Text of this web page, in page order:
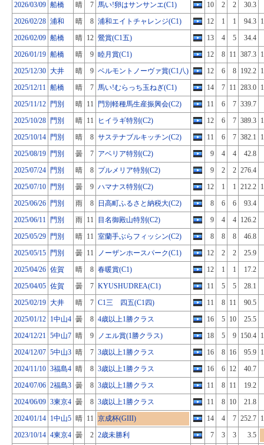
2026/03/09 船橋 晴 7 馬い!卵はサンサンエ(C1) 10 2 2
30.3
2026/02/28 浦和 晴 8 浦和エイトチャレンジ(C1) 12 1 1 94.3
2026/02/09 船橋 晴 12 鶯賞(C1五) 13 4 5
34.4
2026/01/19 船橋 晴 9 睦月賞(C1) 12 8 11 387.3
2025/12/30 大井 晴 9 ベルモントノーヴァ賞(C1八) 12 6 8 192.2
2025/12/11 船橋 晴 7 馬い!むらっち玉ねぎ(C1) 14 7 11 283.0
2025/11/12 門別 晴 11 門別軽種馬生産振興会(C2) 11 6 7 339.7
2025/10/28 門別 晴 11 ヒイラギ特別(C2) 12 6 7 389.3
2025/10/14 門別 晴 8 サステナブルキッチン(C2) 11 6 7 382.1
2025/08/19 門別 曇 7 アベリア特別(C2) 9 4 4
42.8
2025/07/24 門別 晴 8 プルメリア特別(C2) 9 2 2 276.4
2025/07/10 門別 曇 9 ハマナス特別(C2) 12 1 1 212.2
2025/06/26 門別 雨 8 日高町ふるさと納税大(C2) 8 6 6
93.4
2025/06/11 門別 雨 11 目名御殿山特別(C2) 9 4 4 126.2
2025/05/29 門別 晴 11 室蘭手ぶらフィッシン(C2) 8 8 8
46.8
2025/05/15 門別 曇 11 ノーザンホースパーク(C1) 12 2 2
25.9
2025/04/26 佐賀 晴 8 春暖賞(C1) 12 1 1
17.2
2025/04/05 佐賀 曇 7 KYUSHUDREA(C1) 11 5 5
28.1
2025/02/19 大井 晴 7 C1三 四五(C1四) 11 8 11
90.5
2025/01/12 1中山4 曇 8 4歳以上1勝クラス 16 5 10
25.5
2024/12/21 5中山7 晴 9 ノエル賞(1勝クラス) 18 5 9 150.4
2024/12/07 5中山3 晴 7 3歳以上1勝クラス 16 8 16 95.9
2024/11/10 3福島4 晴 8 3歳以上1勝クラス 16 6 12
40.7
2024/07/06 2福島3 曇 8 3歳以上1勝クラス 11 8 11
19.2
2024/06/09 3東京4 曇 8 3歳以上1勝クラス 11 8 10
21.8
2024/01/14 1中山5 晴 11 京成杯(GIII) 14 4 7 252.7
2023/10/14 4東京4 曇 2 2歳未勝利 7 3 3
3.5